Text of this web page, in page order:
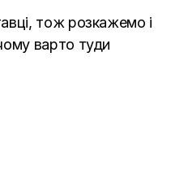
тож розкажемо і
варто туди